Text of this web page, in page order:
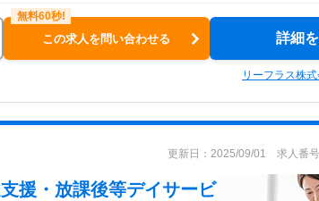
この求人を問い合わせる 詳細
リーフラス株
更新日：2025/09/01 求人番
援・放課後等デイサービ